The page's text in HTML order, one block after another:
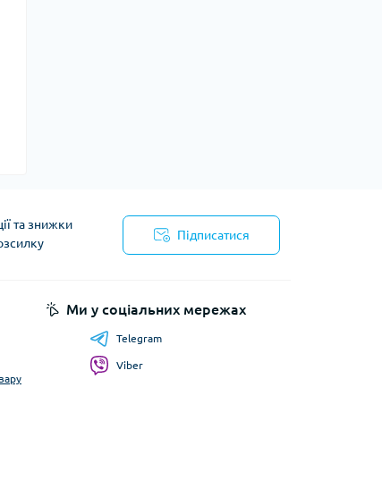
та знижки
Підписатися
Ми у соціальних мережах
Telegram
Viber